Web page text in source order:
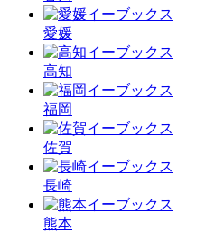
愛媛
高知
福岡
佐賀
長崎
熊本